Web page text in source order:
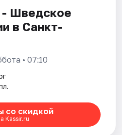
- Шведское
в Санкт-
• 07:10
со скидкой
Kassir.ru